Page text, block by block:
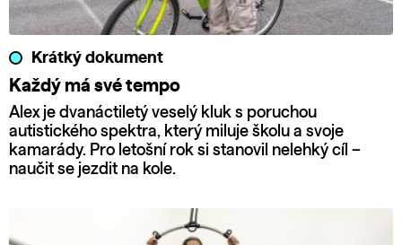
Krátký dokument
Každý má své tempo
Alex je dvanáctiletý veselý kluk s poruchou
autistického spektra, který miluje školu a svoje
kamarády. Pro letošní rok si stanovil nelehký cíl –
naučit se jezdit na kole.